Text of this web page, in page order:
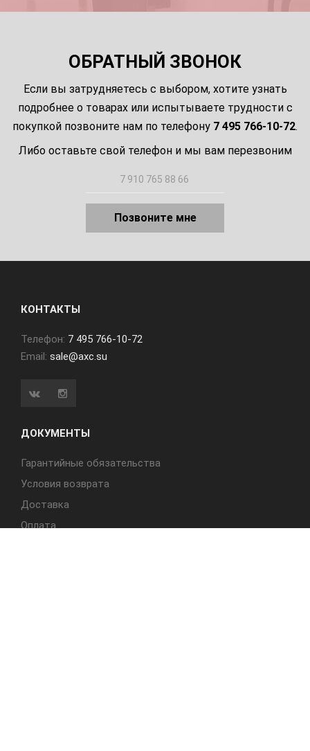
ОБРАТНЫЙ ЗВОНОК
Если вы затрудняетесь с выбором, хотите узнать
подробнее о товарах или испытываете трудности с
покупкой позвоните нам по телефону 7 495 766-10-72.
Либо оставьте свой телефон и мы вам перезвоним
Позвоните мне
КОНТАКТЫ
Телефон: 7 495 766-10-72
Email: sale@axc.su
ДОКУМЕНТЫ
Гарантийные обязательства
Условия возврата
Доставка
Оплата